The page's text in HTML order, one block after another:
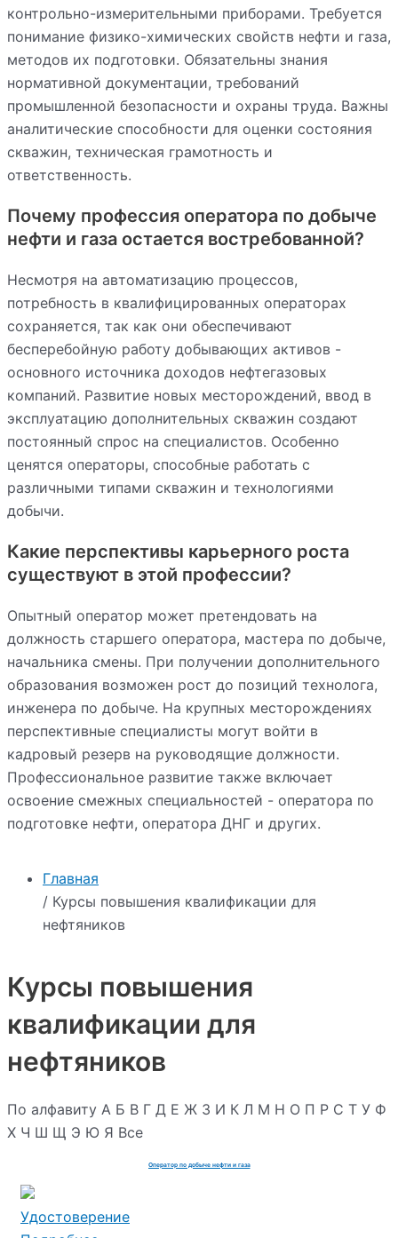
Главная
/ Курсы повышения квалификации для
нефтяников
Курсы повышения
квалификации для
нефтяников
По алфавиту А Б В Г Д Е Ж З И К Л М Н О П Р С Т У Ф
Х Ч Ш Щ Э Ю Я Все
Оператор по добыче нефти и газа
Удостоверение
контрольно-измерительными приборами. Требуется
понимание физико-химических свойств нефти и газа,
методов их подготовки. Обязательны знания
нормативной документации, требований
промышленной безопасности и охраны труда. Важны
аналитические способности для оценки состояния
скважин, техническая грамотность и
ответственность.
Почему профессия оператора по добыче
нефти и газа остается востребованной?
Несмотря на автоматизацию процессов,
потребность в квалифицированных операторах
сохраняется, так как они обеспечивают
бесперебойную работу добывающих активов -
основного источника доходов нефтегазовых
компаний. Развитие новых месторождений, ввод в
эксплуатацию дополнительных скважин создают
постоянный спрос на специалистов. Особенно
ценятся операторы, способные работать с
различными типами скважин и технологиями
добычи.
Какие перспективы карьерного роста
существуют в этой профессии?
Опытный оператор может претендовать на
должность старшего оператора, мастера по добыче,
начальника смены. При получении дополнительного
образования возможен рост до позиций технолога,
инженера по добыче. На крупных месторождениях
перспективные специалисты могут войти в
кадровый резерв на руководящие должности.
Профессиональное развитие также включает
освоение смежных специальностей - оператора по
подготовке нефти, оператора ДНГ и других.